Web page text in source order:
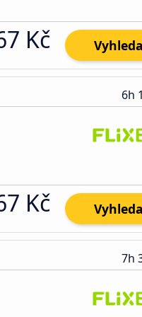
Kč
6h
Kč
7h